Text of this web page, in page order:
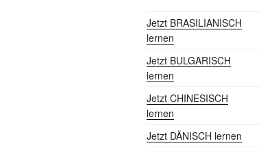
Jetzt BRASILIANISCH
lernen
Jetzt BULGARISCH
lernen
Jetzt CHINESISCH
lernen
Jetzt DÄNISCH lernen